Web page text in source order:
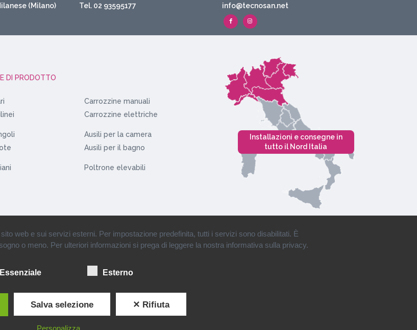
(Milano)
Tel. 02 93595177
info@tecnosan.net
DI PRODOTTO
Carrozzine manuali
Carrozzine elettriche
Ausili per la camera
Ausili per il bagno
Poltrone elevabili
Installazioni e consegne in
tutto il Nord Italia
web e sui servizi esterni. Per impostazione predefinita, tutti i servizi sono disabilitati. È
o meno. Per ulteriori informazioni si prega di leggere la nostra informativa sulla privacy.
Essenziale Esterno
Salva selezione ✕ Rifiuta
Personalizza